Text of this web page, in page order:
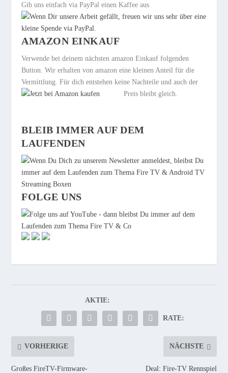
Gib uns einfach via PayPal einen Kaffee aus
AMAZON EINKAUF
Verwende bei deinem nächsten amazon Einkauf folgenden
Button. Wir erhalten von amazon eine kleinen Anteil für die
Vermittlung. Für dich entstehen keine Nachteile und auch der
Preis bleibt gleich.
BLEIB IMMER AUF DEM
LAUFENDEN
FOLGE UNS
AKTIE:
RATE:
VORHERIGE
Großes FireTV-Firmware-
NÄCHSTE
Deal: Fire-TV Rennspiel